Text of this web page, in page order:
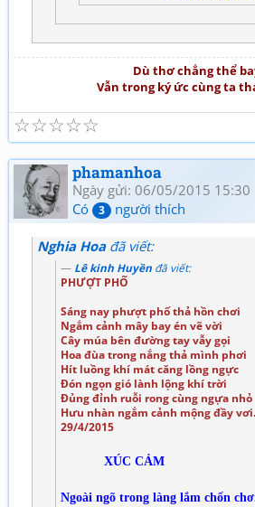
Dù thơ chẳng thể
Vẫn trong ký ức cùng ta
☆
☆
☆
☆
☆
phamanhoa
Ngày gửi: 06/05/2015 15:30
Có
3 người thích
Nghia Hoađã viết:
Lê kinh Huyền đã viết:
PHƯỢT PHỐ
Sáng nay phượt phố thả hồn chơi
Ngắm cảnh mây bay én vẽ vời
Cây múa bên đường tay vẫy gọi
Hoa đùa trong nắng thả mình phơi
Hít luồng khí mát căng lồng ngực
Đón ngọn gió lành lộng khí trời
Đủng đỉnh ruỗi rong cùng ngựa nhỏ
Hưu nhàn ngắm cảnh mộng đầy
29/4/2015
XÚC CẢM
Ngoài ngõ trong làng lắm chốn